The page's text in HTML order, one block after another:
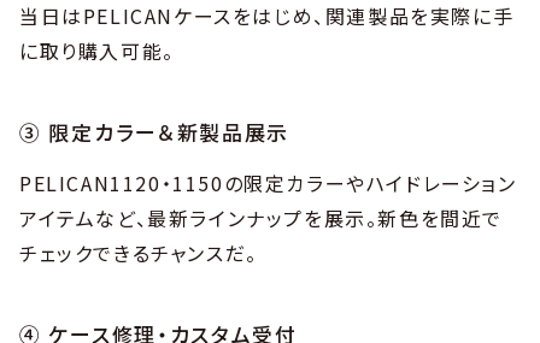
当日はPELICANケースをはじめ、関連製品を実際に手
に取り購入可能。
③ 限定カラー＆新製品展示
PELICAN1120・1150の限定カラーやハイドレーション
アイテムなど、最新ラインナップを展示。新色を間近で
チェックできるチャンスだ。
④ ケース修理・カスタム受付